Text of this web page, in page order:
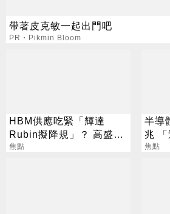
帶著皮克敏一起出門吧
PR・Pikmin Bloom
HBM供應吃緊「輝達
Rubin擬降規」？ 高盛反
讚記憶體：牛市才開始
焦點
半導
兆
焦點